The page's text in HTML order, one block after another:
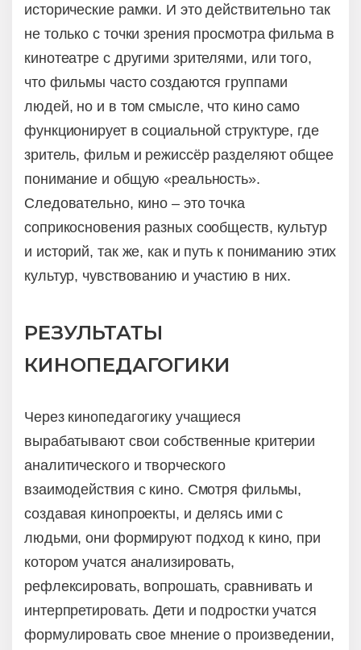
исторические рамки. И это действительно так
не только с точки зрения просмотра фильма в
кинотеатре с другими зрителями, или того,
что фильмы часто создаются группами
людей, но и в том смысле, что кино само
функционирует в социальной структуре, где
зритель, фильм и режиссёр разделяют общее
понимание и общую «реальность».
Следовательно, кино – это точка
соприкосновения разных сообществ, культур
и историй, так же, как и путь к пониманию этих
культур, чувствованию и участию в них.
РЕЗУЛЬТАТЫ
КИНОПЕДАГОГИКИ
Через кинопедагогику учащиеся
вырабатывают свои собственные критерии
аналитического и творческого
взаимодействия с кино. Смотря фильмы,
создавая кинопроекты, и делясь ими с
людьми, они формируют подход к кино, при
котором учатся анализировать,
рефлексировать, вопрошать, сравнивать и
интерпретировать. Дети и подростки учатся
формулировать свое мнение о произведении,